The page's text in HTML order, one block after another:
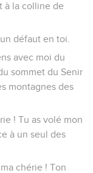
à la colline de
défaut en toi.
avec moi du
sommet du Senir
montagnes des
! Tu as volé mon
à un seul des
chérie ! Ton